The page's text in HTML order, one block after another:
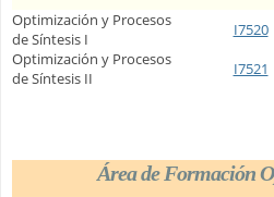
Optimización y Procesos
de Síntesis I
I7520
Optimización y Procesos
de Síntesis II
I7521
Área de Formación